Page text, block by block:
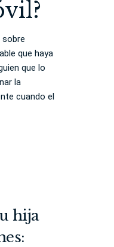
que haya
que lo
la
cuando el
hija